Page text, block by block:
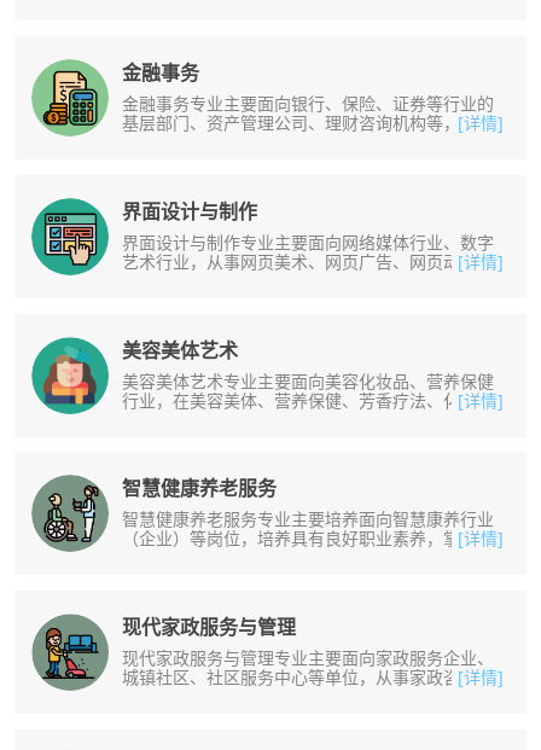
金融事务
金融事务专业主要面向银行、保险、证券等行业的
基层部门、资产管理公司、理财咨询机构等，从事
[详情]
界面设计与制作
界面设计与制作专业主要面向网络媒体行业、数字
艺术行业，从事网页美术、网页广告、网页动画、
[详情]
美容美体艺术
美容美体艺术专业主要面向美容化妆品、营养保健
行业，在美容美体、营养保健、芳香疗法、化妆设
[详情]
智慧健康养老服务
智慧健康养老服务专业主要培养面向智慧康养行业
（企业）等岗位，培养具有良好职业素养，掌握智
[详情]
现代家政服务与管理
现代家政服务与管理专业主要面向家政服务企业、
城镇社区、社区服务中心等单位，从事家政咨询、
[详情]